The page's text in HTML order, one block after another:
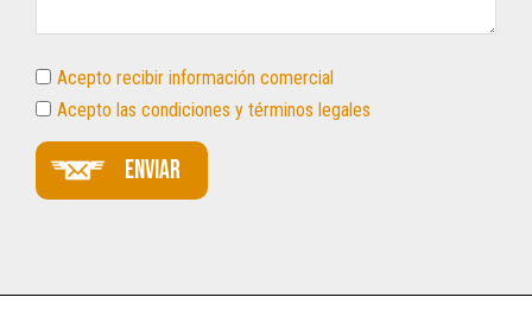
Acepto recibir información comercial
Acepto las condiciones y términos legales
Enviar